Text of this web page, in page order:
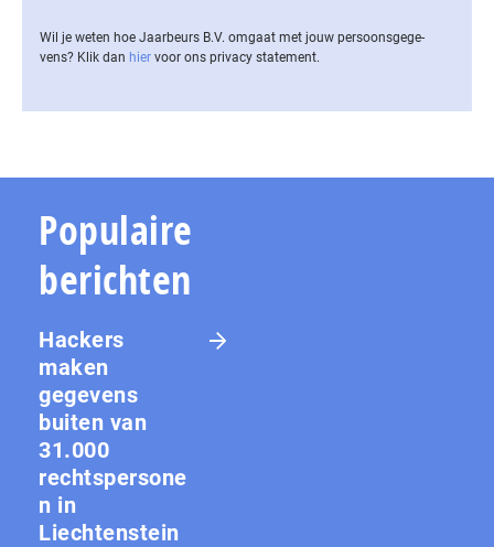
Wil je weten hoe Jaarbeurs B.V. omgaat met jouw per­soons­ge­ge­
vens? Klik dan hier voor ons privacy statement.
Populaire
berichten
Hackers
maken
gegevens
buiten van
31.000
rechtspersone
n in
Liechtenstein